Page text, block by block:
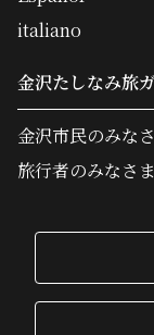
italiano
金沢たしなみ旅
金沢市民のみな
旅行者のみなさ